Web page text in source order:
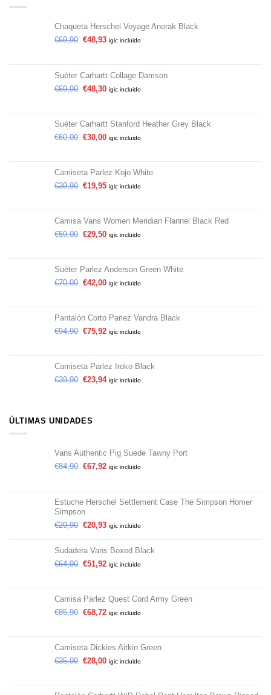
Chaqueta Herschel Voyage Anorak Black
€69,90 €48,93 igic incluido
Suéter Carhartt Collage Damson
€69,00 €48,30 igic incluido
Suéter Carhartt Stanford Heather Grey Black
€60,00 €30,00 igic incluido
Camiseta Parlez Kojo White
€39,90 €19,95 igic incluido
Camisa Vans Women Meridian Flannel Black Red
€59,00 €29,50 igic incluido
Suéter Parlez Anderson Green White
€70,00 €42,00 igic incluido
Pantalón Corto Parlez Vandra Black
€94,90 €75,92 igic incluido
Camiseta Parlez Iroko Black
€39,90 €23,94 igic incluido
ÚLTIMAS UNIDADES
Vans Authentic Pig Suede Tawny Port
€84,90 €67,92 igic incluido
Estuche Herschel Settlement Case The Simpson Homer
Simpson
€29,90 €20,93 igic incluido
Sudadera Vans Boxed Black
€64,90 €51,92 igic incluido
Camisa Parlez Quest Cord Army Green
€85,90 €68,72 igic incluido
Camiseta Dickies Aitkin Green
€35,00 €28,00 igic incluido